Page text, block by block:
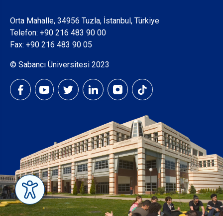
Orta Mahalle, 34956 Tuzla, İstanbul, Türkiye
Telefon: +90 216 483 90 00
Fax: +90 216 483 90 05
© Sabancı Üniversitesi 2023